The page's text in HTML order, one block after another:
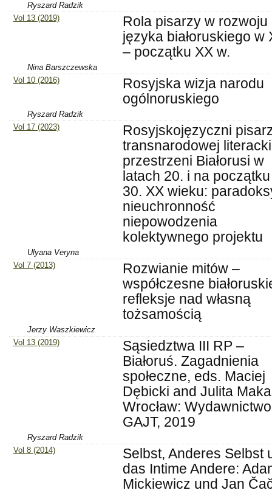
Ryszard Radzik
Vol 13 (2019)
Rola pisarzy w rozwoju
języka białoruskiego w
– początku XX w.
Nina Barszczewska
Vol 10 (2016)
Rosyjska wizja narodu
ogólnoruskiego
Ryszard Radzik
Vol 17 (2023)
Rosyjskojęzyczni
transnarodowej
przestrzeni Białorusi w
latach 20. i na
30. XX wieku:
nieuchronność
niepowodzenia
kolektywnego projektu
Ulyana Veryna
Vol 7 (2013)
Rozwianie mitów –
współczesne
refleksje nad własną
tożsamością
Jerzy Waszkiewicz
Vol 13 (2019)
Sąsiedztwa III RP –
Białoruś. Zagadnienia
społeczne, eds. Maciej
Dębicki and Julita
Wrocław: Wydawnictwo
GAJT, 2019
Ryszard Radzik
Vol 8 (2014)
Selbst, Anderes Selbst
das Intime Andere:
Mickiewicz und Jan